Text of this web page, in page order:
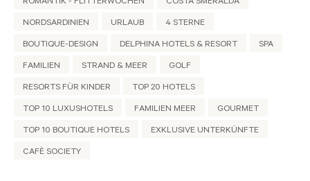
NORDSARDINIEN URLAUB 4 STERNE
BOUTIQUE-DESIGN DELPHINA HOTELS & RESORT SPA
FAMILIEN STRAND & MEER GOLF
RESORTS FÜR KINDER TOP 20 HOTELS
TOP 10 LUXUSHOTELS FAMILIEN MEER GOURMET
TOP 10 BOUTIQUE HOTELS EXKLUSIVE UNTERKÜNFTE
CAFÈ SOCIETY